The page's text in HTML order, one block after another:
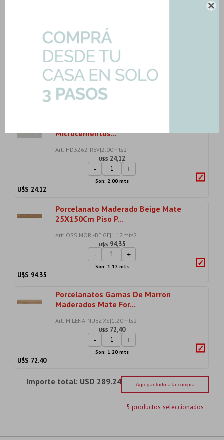

Porcelanato Gris 60X120Cm 20Mm
Piso Exterior
Art: LUNA-COOL-120|0.72mts2
U$S 48,09
- +
Son: 0.72 mts
48.09
Microcementos...
Art: HD3262-REV|2.00mts2
U$S 24,12
- +
Son: 2.00 mts
U$S 24.12
Porcelanato Maderado Beige Mate
25X150Cm Piso P...
Art: OSSIMORI-BEIGE|1.12mts2
U$S 94,35
- +
Son: 1.12 mts
U$S 94.35
Porcelanatos Gamas De Marron
Maderados Mate For...
Art: MILENA-NUEZ-XS|1.20mts2
U$S 72,40
- +
Son: 1.20 mts
U$S 72.40
Importe total: USD 289.24 Agregar todo a la compra
5 productos seleccionados